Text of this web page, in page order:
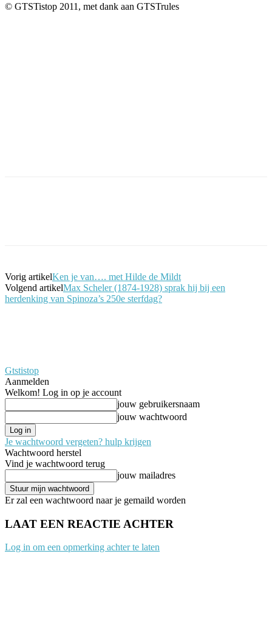
© GTSTistop 2011, met dank aan GTSTrules
Vorig artikelKen je van…. met Hilde de Mildt
Volgend artikelMax Scheler (1874-1928) sprak hij bij een
herdenking van Spinoza’s 250e sterfdag?
Gtstistop
Aanmelden
Welkom! Log in op je account
jouw gebruikersnaam
jouw wachtwoord
Je wachtwoord vergeten? hulp krijgen
Wachtwoord herstel
Vind je wachtwoord terug
jouw mailadres
Er zal een wachtwoord naar je gemaild worden
LAAT EEN REACTIE ACHTER
Log in om een opmerking achter te laten